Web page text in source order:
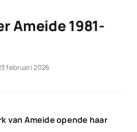
Ameide 1981-
februari 2026
van Ameide opende haar